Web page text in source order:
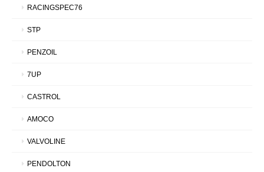
RACINGSPEC76
STP
PENZOIL
7UP
CASTROL
AMOCO
VALVOLINE
PENDOLTON